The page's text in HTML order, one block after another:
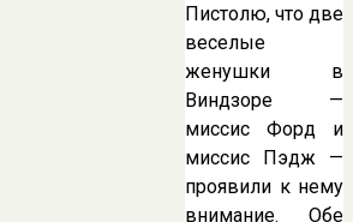
Пистолю, что две
веселые
женушки в
Виндзоре —
миссис Форд и
миссис Пэдж —
проявили к нему
внимание. Обе